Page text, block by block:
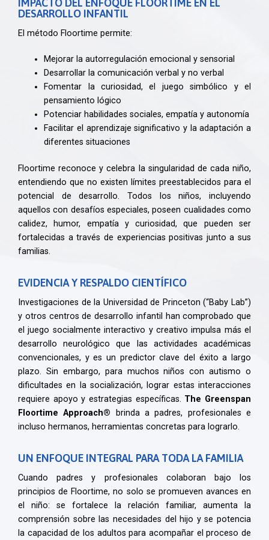
IMPACTO DEL ENFOQUE FLOORTIME EN EL
DESARROLLO INFANTIL
El método Floortime permite:
Mejorar la autorregulación emocional y sensorial
Desarrollar la comunicación verbal y no verbal
Fomentar la curiosidad, el juego simbólico y el
pensamiento lógico
Potenciar habilidades sociales, empatía y autonomía
Facilitar el aprendizaje significativo y la adaptación a
diferentes situaciones
Floortime reconoce y celebra la singularidad de cada niño,
entendiendo que no existen límites preestablecidos para el
potencial de desarrollo. Todos los niños, incluyendo
aquellos con desafíos especiales, poseen cualidades como
calidez, humor, empatía y curiosidad, que pueden ser
fortalecidas a través de experiencias positivas junto a sus
familias.
EVIDENCIA Y RESPALDO CIENTÍFICO
Investigaciones de la Universidad de Princeton (“Baby Lab”)
y otros centros de desarrollo infantil han comprobado que
el juego socialmente interactivo y creativo impulsa más el
desarrollo neurológico que las actividades académicas
convencionales, y es un predictor clave del éxito a largo
plazo. Sin embargo, para muchos niños con autismo o
dificultades en la socialización, lograr estas interacciones
requiere apoyo y estrategias específicas. The Greenspan
Floortime Approach® brinda a padres, profesionales e
incluso hermanos, herramientas concretas para lograrlo.
UN ENFOQUE INTEGRAL PARA TODA LA FAMILIA
Cuando padres y profesionales colaboran bajo los
principios de Floortime, no solo se promueven avances en
el niño: se fortalece la relación familiar, aumenta la
comprensión sobre las necesidades del hijo y se potencia
la capacidad de los adultos para acompañar el proceso de